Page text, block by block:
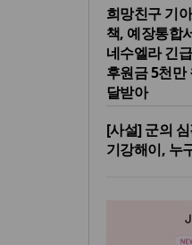
희망친구 기
책, 예장통합
네수엘라 긴
후원금 5천만
달받아
[사설] 군의
기강해이, 누